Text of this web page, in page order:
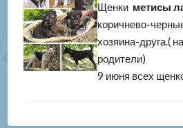
Щенки метисы
коричнево-
хозяина-друга.(
родители)
9 июня всех